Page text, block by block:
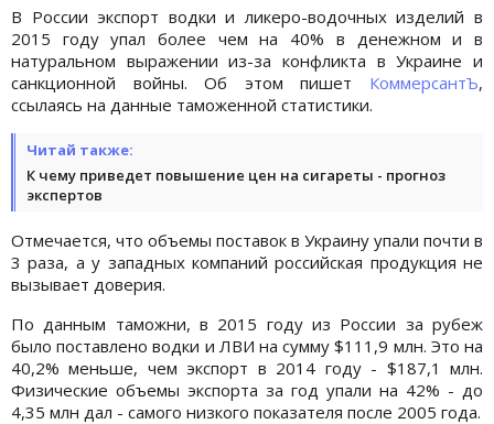
В России экспорт водки и ликеро-водочных изделий в
2015 году упал более чем на 40% в денежном и в
натуральном выражении из-за конфликта в Украине и
санкционной войны. Об этом пишет КоммерсантЪ,
ссылаясь на данные таможенной статистики.
Читай также:
К чему приведет повышение цен на сигареты - прогноз
экспертов
Отмечается, что объемы поставок в Украину упали почти в
3 раза, а у западных компаний российская продукция не
вызывает доверия.
По данным таможни, в 2015 году из России за рубеж
было поставлено водки и ЛВИ на сумму $111,9 млн. Это на
40,2% меньше, чем экспорт в 2014 году - $187,1 млн.
Физические объемы экспорта за год упали на 42% - до
4,35 млн дал - самого низкого показателя после 2005 года.